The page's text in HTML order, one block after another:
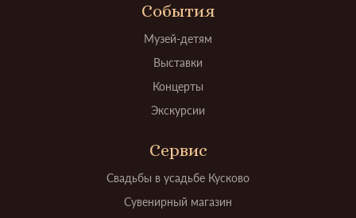
События
Музей-детям
Выставки
Концерты
Экскурсии
Сервис
Свадьбы в усадьбе Кусково
Сувенирный магазин